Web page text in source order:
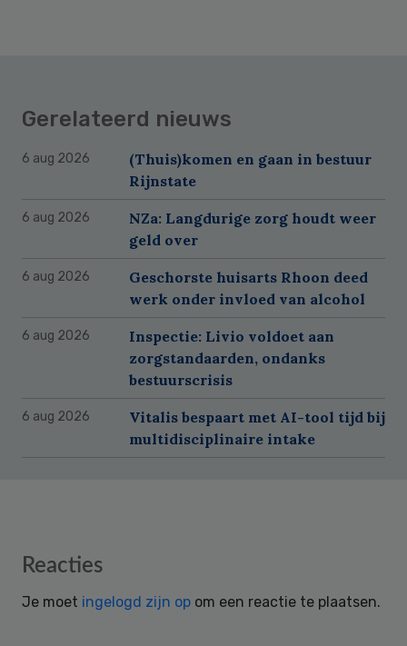
Gerelateerd nieuws
6 aug 2026
(Thuis)komen en gaan in bestuur
Rijnstate
6 aug 2026
NZa: Langdurige zorg houdt weer
geld over
6 aug 2026
Geschorste huisarts Rhoon deed
werk onder invloed van alcohol
6 aug 2026
Inspectie: Livio voldoet aan
zorgstandaarden, ondanks
bestuurscrisis
6 aug 2026
Vitalis bespaart met AI-tool tijd bij
multidisciplinaire intake
Reader
Reacties
Je moet ingelogd zijn op om een reactie te plaatsen.